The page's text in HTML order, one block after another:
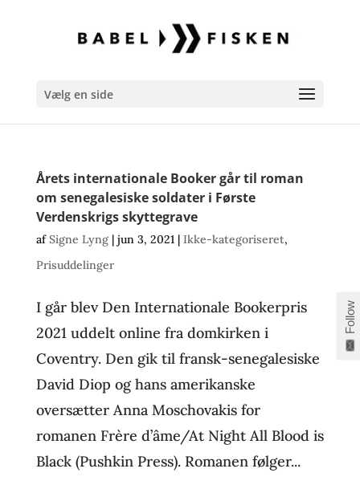
Vælg en side
Årets internationale Booker går til roman
om senegalesiske soldater i Første
Verdenskrigs skyttegrave
afSigne Lyng| jun 3, 2021| Ikke-kategoriseret,
Prisuddelinger
I går blev Den Internationale Bookerpris
2021 uddelt online fra domkirken i
Coventry. Den gik til fransk-senegalesiske
David Diop og hans amerikanske
oversætter Anna Moschovakis for
romanen Frère d’âme/At Night All Blood is
Black (Pushkin Press). Romanen følger...
Follow